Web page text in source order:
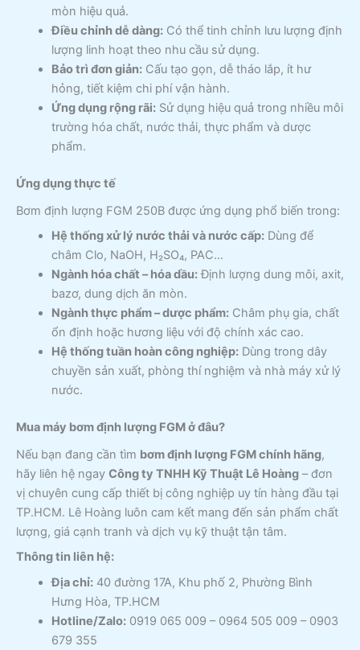
mòn hiệu quả.
Điều chỉnh dễ dàng:Có thể tinh chỉnh lưu lượng định
lượng linh hoạt theo nhu cầu sử dụng.
Bảo trì đơn giản:Cấu tạo gọn, dễ tháo lắp, ít hư
hỏng, tiết kiệm chi phí vận hành.
Ứng dụng rộng rãi:Sử dụng hiệu quả trong nhiều môi
trường hóa chất, nước thải, thực phẩm và dược
phẩm.
Ứng dụng thực tế
Bơm định lượng FGM 250B được ứng dụng phổ biến trong:
Hệ thống xử lý nước thải và nước cấp:Dùng để
châm Clo, NaOH, H₂SO₄, PAC…
Ngành hóa chất – hóa dầu:Định lượng dung môi, axit,
bazơ, dung dịch ăn mòn.
Ngành thực phẩm – dược phẩm:Châm phụ gia, chất
ổn định hoặc hương liệu với độ chính xác cao.
Hệ thống tuần hoàn công nghiệp:Dùng trong dây
chuyền sản xuất, phòng thí nghiệm và nhà máy xử lý
nước.
Mua máy bơm định lượng FGM ở đâu?
Nếu bạn đang cần tìm bơm định lượng FGM chính hãng,
hãy liên hệ ngay Công ty TNHH Kỹ Thuật Lê Hoàng – đơn
vị chuyên cung cấp thiết bị công nghiệp uy tín hàng đầu tại
TP.HCM. Lê Hoàng luôn cam kết mang đến sản phẩm chất
lượng, giá cạnh tranh và dịch vụ kỹ thuật tận tâm.
Thông tin liên hệ:
Địa chỉ:40 đường 17A, Khu phố 2, Phường Bình
Hưng Hòa, TP.HCM
Hotline/Zalo:0919 065 009 – 0964 505 009 – 0903
679 355